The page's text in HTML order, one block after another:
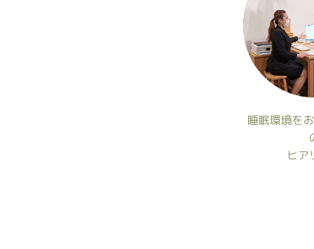
睡眠環境を
ヒア